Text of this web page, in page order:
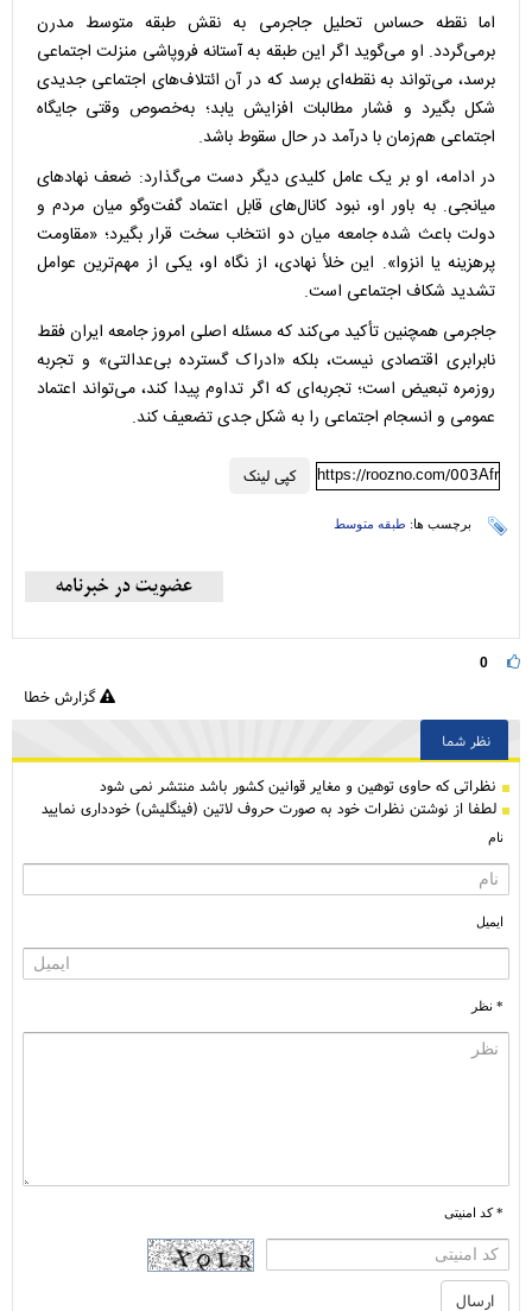
اما نقطه حساس تحلیل جاجرمی به نقش طبقه متوسط مدرن
برمی‌گردد. او می‌گوید اگر این طبقه به آستانه فروپاشی منزلت اجتماعی
برسد، می‌تواند به نقطه‌ای برسد که در آن ائتلاف‌های اجتماعی جدیدی
شکل بگیرد و فشار مطالبات افزایش یابد؛ به‌خصوص وقتی جایگاه
اجتماعی هم‌زمان با درآمد در حال سقوط باشد.
در ادامه، او بر یک عامل کلیدی دیگر دست می‌گذارد: ضعف نهاد‌های
میانجی. به باور او، نبود کانال‌های قابل اعتماد گفت‌و‌گو میان مردم و
دولت باعث شده جامعه میان دو انتخاب سخت قرار بگیرد؛ «مقاومت
پرهزینه یا انزوا». این خلأ نهادی، از نگاه او، یکی از مهم‌ترین عوامل
تشدید شکاف اجتماعی است.
جاجرمی همچنین تأکید می‌کند که مسئله اصلی امروز جامعه ایران فقط
نابرابری اقتصادی نیست، بلکه «ادراک گسترده بی‌عدالتی» و تجربه
روزمره تبعیض است؛ تجربه‌ای که اگر تداوم پیدا کند، می‌تواند اعتماد
عمومی و انسجام اجتماعی را به شکل جدی تضعیف کند.
کپی لینک https://roozno.com/003Afr
برچسب ها: طبقه متوسط
0
گزارش خطا
نظر شما
نظراتی كه حاوی توهین و مغایر قوانین کشور باشد منتشر نمی شود
لطفا از نوشتن نظرات خود به صورت حروف لاتین (فینگلیش) خودداری نمایید
نام
ایمیل
* نظر
* کد امنیتی